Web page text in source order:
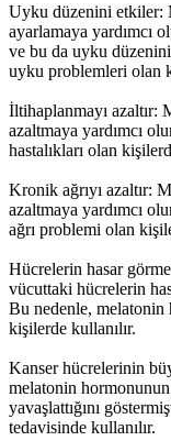
Uyku düzenini etkiler:
ayarlamaya yardımcı
ve bu da uyku
uyku problemleri olan
İltihaplanmayı azaltır:
azaltmaya yardımcı
hastalıkları olan
Kronik ağrıyı azaltır:
azaltmaya yardımcı
ağrı problemi olan
Hücrelerin hasar
vücuttaki hücrelerin
Bu nedenle, melatonin
kişilerde kullanılır.
Kanser hücrelerinin
melatonin
yavaşlattığını
tedavisinde kullanılır.